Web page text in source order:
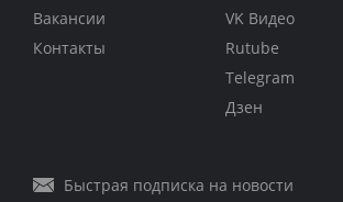
Вакансии
Контакты
VK Видео
Rutube
Telegram
Дзен
Быстрая подписка на новости